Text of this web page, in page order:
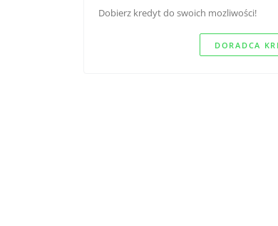
Dobierz kredyt do swoich mozliwości!
DORADCA